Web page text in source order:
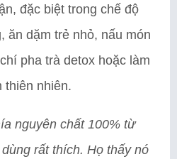
đặc biệt trong chế độ
ăn dặm trẻ nhỏ, nấu món
pha trà detox hoặc làm
thiên nhiên.
nguyên chất 100% từ
rất thích. Họ thấy nó